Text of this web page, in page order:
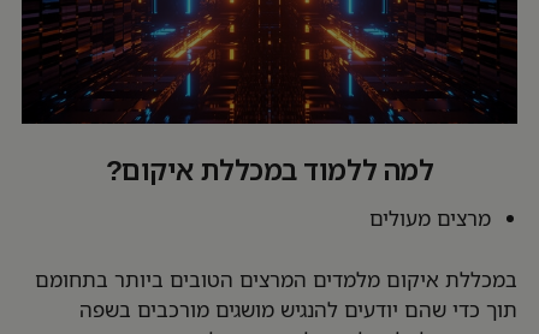
למה ללמוד במכללת איקום?
מרצים מעולים
במכללת איקום מלמדים המרצים הטובים ביותר בתחומם
תוך כדי שהם יודעים להנגיש מושגים מורכבים בשפה